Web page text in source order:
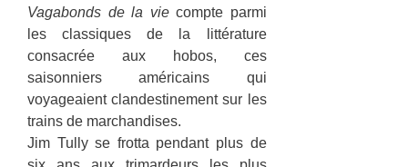
Vagabonds de la viecompte parmi
les classiques de la littérature
consacrée aux hobos, ces
saisonniers américains qui
voyageaient clandestinement sur les
trains de marchandises.
Jim Tully se frotta pendant plus de